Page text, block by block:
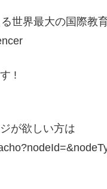
世界最大の国際教
!
が欲しい方は